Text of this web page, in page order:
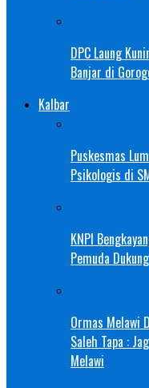
DPC Laung
Banjar di
Kalbar
Puskesmas
Psikologis di
KNPI
Pemuda
Ormas Melawi
Saleh Tapa :
Melawi